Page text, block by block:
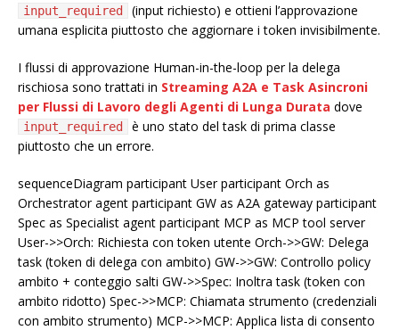
input_required
(input richiesto) e ottieni l’approvazione
umana esplicita piuttosto che aggiornare i token invisibilmente.
I flussi di approvazione Human-in-the-loop per la delega
rischiosa sono trattati in Streaming A2A e Task Asincroni
per Flussi di Lavoro degli Agenti di Lunga Durata dove
input_required
è uno stato del task di prima classe
piuttosto che un errore.
sequenceDiagram participant User participant Orch as
Orchestrator agent participant GW as A2A gateway participant
Spec as Specialist agent participant MCP as MCP tool server
User->>Orch: Richiesta con token utente Orch->>GW: Delega
task (token di delega con ambito) GW->>GW: Controllo policy
ambito + conteggio salti GW->>Spec: Inoltra task (token con
ambito ridotto) Spec->>MCP: Chiamata strumento (credenziali
con ambito strumento) MCP->>MCP: Applica lista di consento